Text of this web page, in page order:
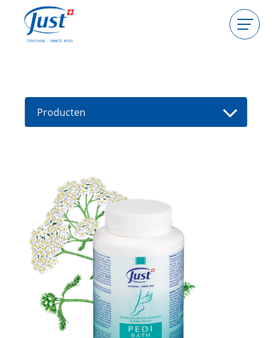
Consulente worden
Gids
Producten
Aanbiedingen
High Light
Bad
Haarverzorging
Catalogus
Douche
Lichaamsverzorging